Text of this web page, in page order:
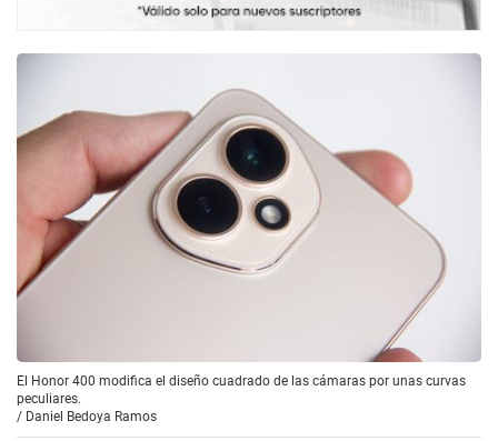
El Honor 400 modifica el diseño cuadrado de las cámaras por unas curvas
peculiares.
/ Daniel Bedoya Ramos